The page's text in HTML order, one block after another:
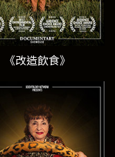
《改造飲食》